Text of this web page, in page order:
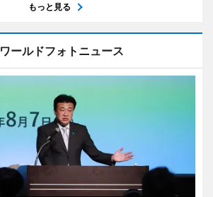
もっと見る
ワールドフォトニュース